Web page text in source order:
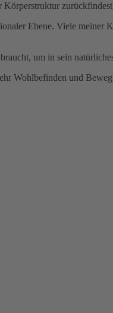
Körperstruktur
Ebene. Viele meiner
um in sein
Wohlbefinden und